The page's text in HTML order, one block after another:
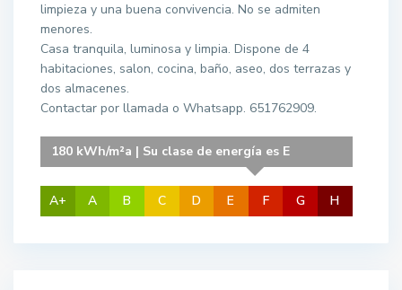
limpieza y una buena convivencia. No se admiten
menores.
Casa tranquila, luminosa y limpia. Dispone de 4
habitaciones, salon, cocina, baño, aseo, dos terrazas y
dos almacenes.
Contactar por llamada o Whatsapp. 651762909.
A+ A B C D
180 kWh/m²a | Su clase de energía es E
E F G H